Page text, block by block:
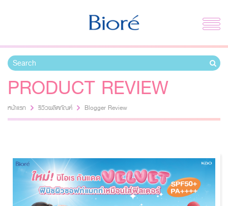
PRODUCT REVIEW
หน้าแรก รีวิวผลิตภัณฑ์ Blogger Review